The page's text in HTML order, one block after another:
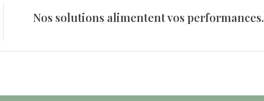
Nos solutions alimentent vos performances.